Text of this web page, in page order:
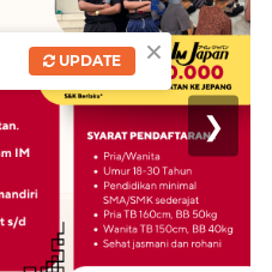
❯
×
UPDATE